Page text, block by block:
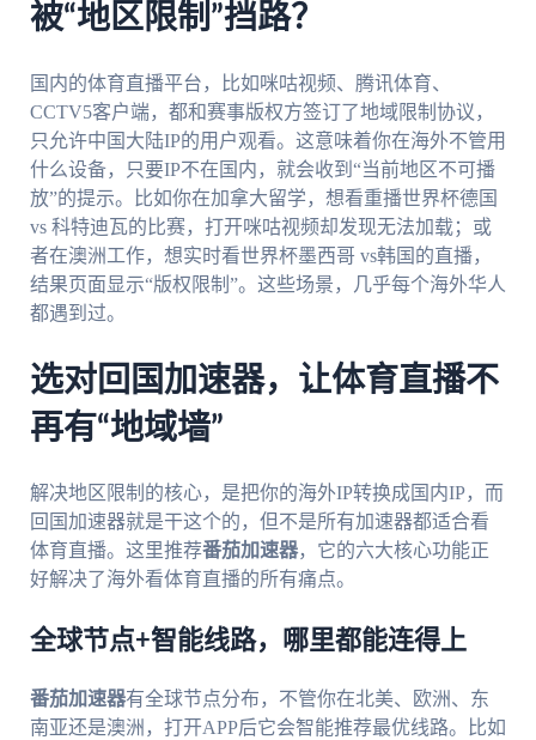
被“地区限制”挡路？
国内的体育直播平台，比如咪咕视频、腾讯体育、
CCTV5客户端，都和赛事版权方签订了地域限制协议，
只允许中国大陆IP的用户观看。这意味着你在海外不管用
什么设备，只要IP不在国内，就会收到“当前地区不可播
放”的提示。比如你在加拿大留学，想看重播世界杯德国
vs 科特迪瓦的比赛，打开咪咕视频却发现无法加载；或
者在澳洲工作，想实时看世界杯墨西哥 vs韩国的直播，
结果页面显示“版权限制”。这些场景，几乎每个海外华人
都遇到过。
选对回国加速器，让体育直播不
再有“地域墙”
解决地区限制的核心，是把你的海外IP转换成国内IP，而
回国加速器就是干这个的，但不是所有加速器都适合看
体育直播。这里推荐番茄加速器，它的六大核心功能正
好解决了海外看体育直播的所有痛点。
全球节点+智能线路，哪里都能连得上
番茄加速器有全球节点分布，不管你在北美、欧洲、东
南亚还是澳洲，打开APP后它会智能推荐最优线路。比如